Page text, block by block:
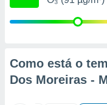
Como está o
Dos Moreiras -